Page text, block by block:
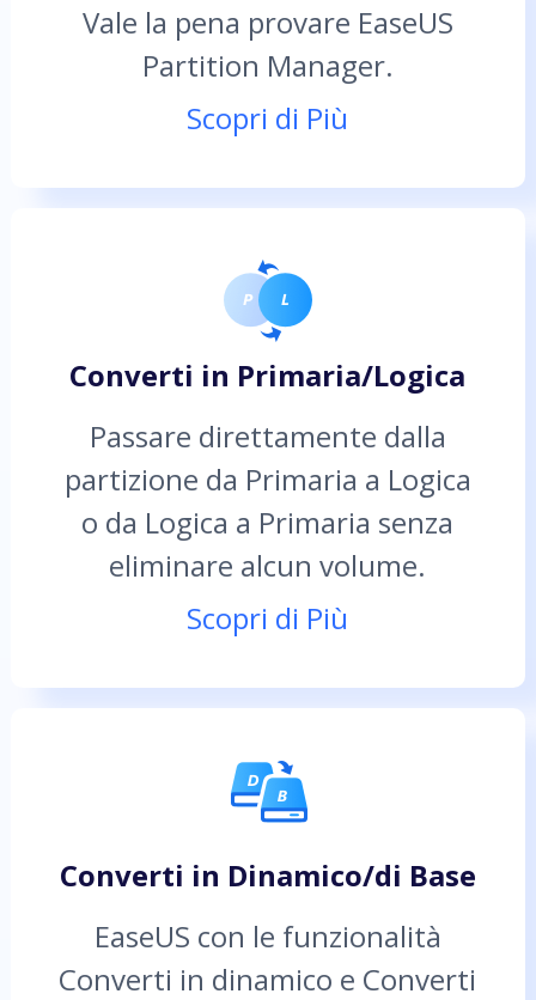
Vale la pena provare EaseUS
Partition Manager.
Scopri di Più
Converti in Primaria/Logica
Passare direttamente dalla
partizione da Primaria a Logica
o da Logica a Primaria senza
eliminare alcun volume.
Scopri di Più
Converti in Dinamico/di Base
EaseUS con le funzionalità
Converti in dinamico e Converti